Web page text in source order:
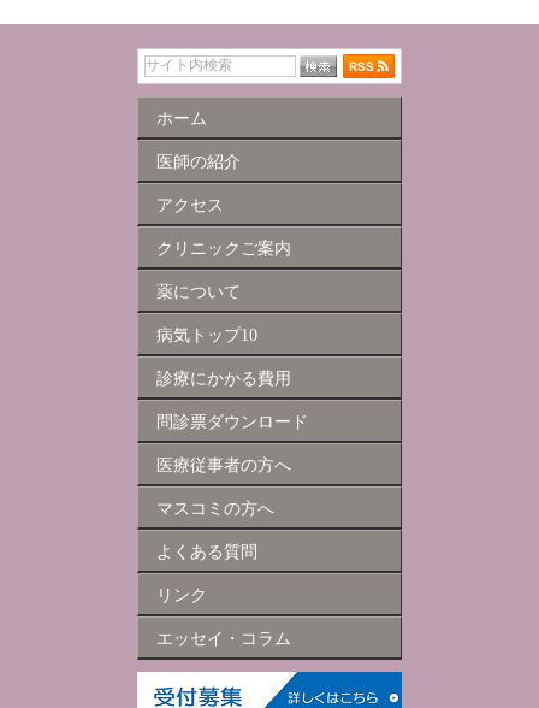
ホーム
医師の紹介
アクセス
クリニックご案内
薬について
病気トップ10
診療にかかる費用
問診票ダウンロード
医療従事者の方へ
マスコミの方へ
よくある質問
リンク
エッセイ・コラム